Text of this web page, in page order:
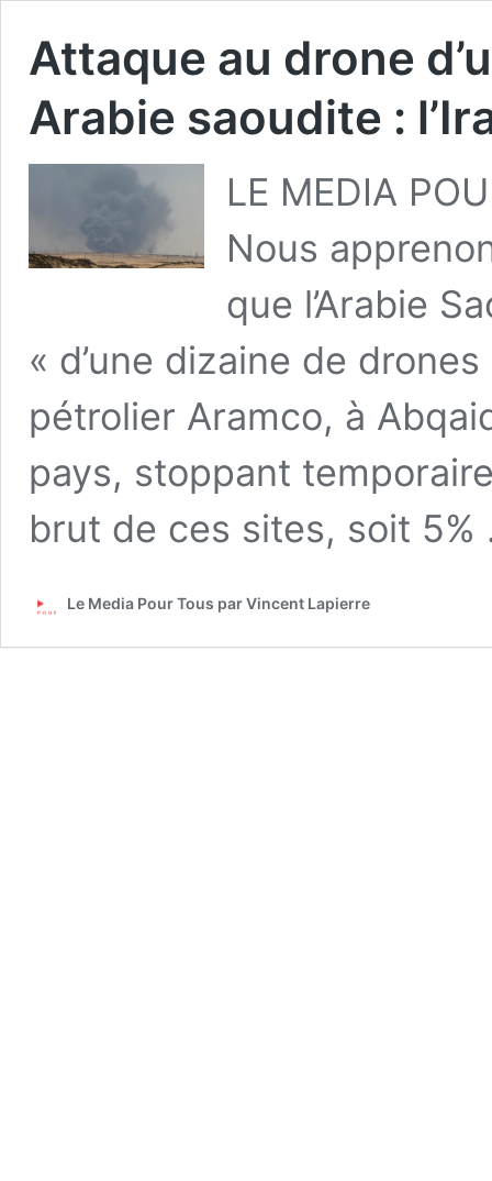
Attaque au drone
Arabie saoudite :
LE MEDIA
Nous
que l’Arabie
« d’une dizaine de
pétrolier Aramco, à
pays, stoppant
brut de ces sites, soit
Le Media Pour Tous par Vincent Lapierre